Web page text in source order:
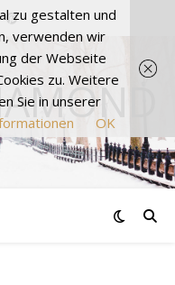
zu gestalten und
verwenden wir
der Webseite
zu. Weitere
Sie in unserer
OK